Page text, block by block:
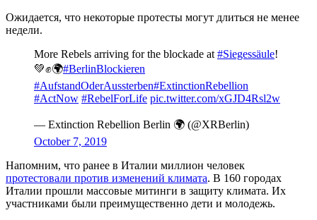
Ожидается, что некоторые протесты могут длиться не менее
недели.
More Rebels arriving for the blockade at #Siegessäule!
💚✊🌍#BerlinBlockieren
#AufstandOderAussterben#ExtinctionRebellion
#ActNow #RebelForLife pic.twitter.com/xGJD4Rsl2w
— Extinction Rebellion Berlin 🌍 (@XRBerlin)
October 7, 2019
Напомним, что ранее в Италии миллион человек
протестовали против изменений климата. В 160 городах
Италии прошли массовые митинги в защиту климата. Их
участниками были преимущественно дети и молодежь.